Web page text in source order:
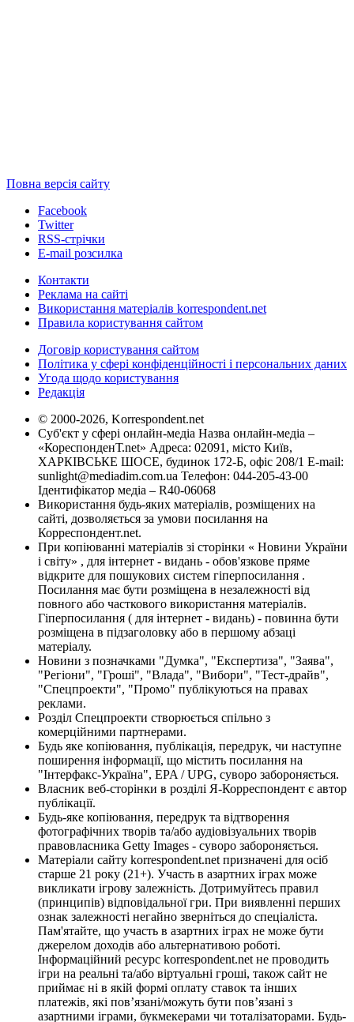
Повна версія сайту
Facebook
Twitter
RSS-стрічки
E-mail розсилка
Контакти
Реклама на сайті
Використання матеріалів korrespondent.net
Правила користування сайтом
Договір користування сайтом
Політика у сфері конфіденційності і персональних даних
Угода щодо користування
Редакція
© 2000-2026, Korrespondent.net
Суб'єкт у сфері онлайн-медіа Назва онлайн-медіа –
«КореспонденТ.net» Адреса: 02091, місто Київ,
ХАРКІВСЬКЕ ШОСЕ, будинок 172-Б, офіс 208/1 E-mail:
sunlight@mediadim.com.ua Телефон: 044-205-43-00
Ідентифікатор медіа – R40-06068
Використання будь-яких матеріалів, розміщених на
сайті, дозволяється за умови посилання на
Корреспондент.net.
При копіюванні матеріалів зі сторінки « Новини України
і світу» , для інтернет - видань - обов'язкове пряме
відкрите для пошукових систем гіперпосилання .
Посилання має бути розміщена в незалежності від
повного або часткового використання матеріалів.
Гіперпосилання ( для інтернет - видань) - повинна бути
розміщена в підзаголовку або в першому абзаці
матеріалу.
Новини з позначками "Думка", "Експертиза", "Заява",
"Регіони", "Гроші", "Влада", "Вибори", "Тест-драйв",
"Спецпроекти", "Промо" публікуються на правах
реклами.
Розділ Спецпроекти створюється спільно з
комерційними партнерами.
Будь яке копіювання, публікація, передрук, чи наступне
поширення інформації, що містить посилання на
"Інтерфакс-Україна", EPA / UPG, суворо забороняється.
Власник веб-сторінки в розділі Я-Корреспондент є автор
публікації.
Будь-яке копіювання, передрук та відтворення
фотографічних творів та/або аудіовізуальних творів
правовласника Getty Images - суворо забороняється.
Матеріали сайту korrespondent.net призначені для осіб
старше 21 року (21+). Участь в азартних іграх може
викликати ігрову залежність. Дотримуйтесь правил
(принципів) відповідальної гри. При виявленні перших
ознак залежності негайно зверніться до спеціаліста.
Пам'ятайте, що участь в азартних іграх не може бути
джерелом доходів або альтернативою роботі.
Інформаційний ресурс korrespondent.net не проводить
ігри на реальні та/або віртуальні гроші, також сайт не
приймає ні в якій формі оплату ставок та інших
платежів, які пов’язані/можуть бути пов’язані з
азартними іграми, букмекерами чи тоталізаторами. Будь-